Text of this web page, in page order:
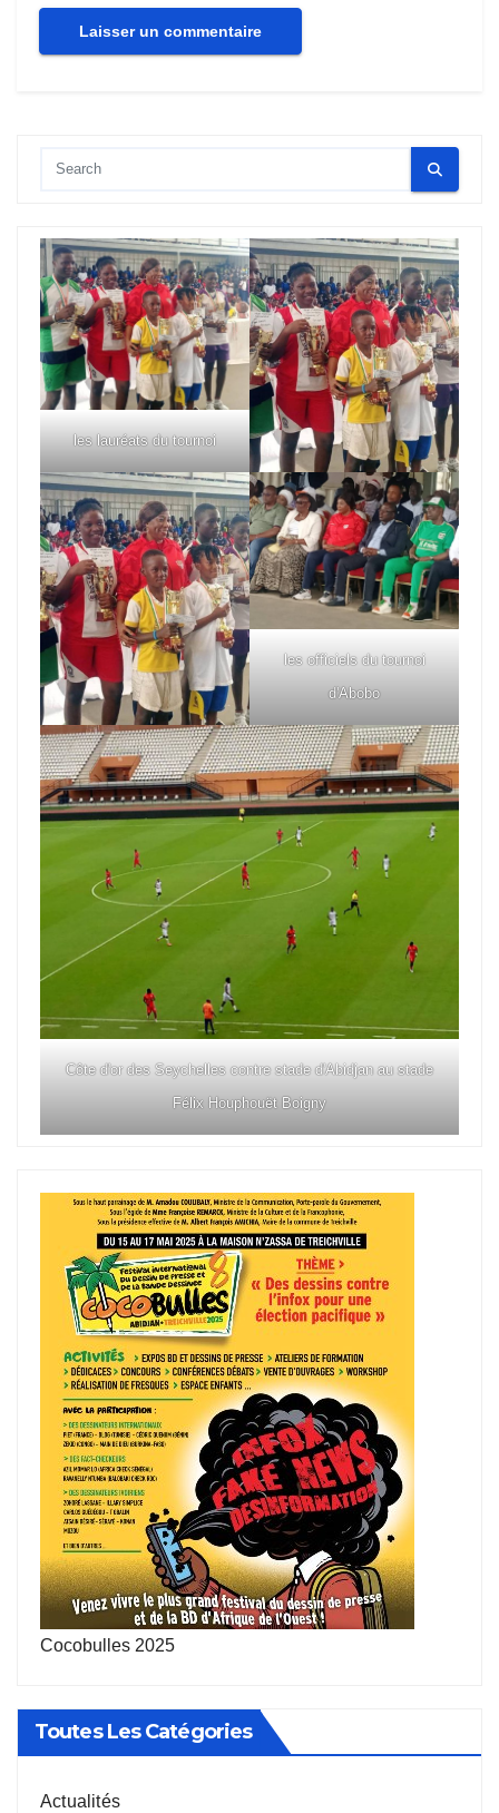
les lauréats du tournoi
les officiels du tournoi
d'Abobo
Côte d'or des Seychelles contre stade d'Abidjan au stade
Félix Houphouët Boigny
Cocobulles 2025
Toutes Les Catégories
Actualités